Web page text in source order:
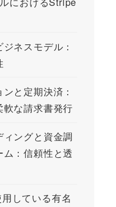
ネスモデル：
と定期決済：
軟な請求書発行
ングと資金調
：信頼性と透
している有名